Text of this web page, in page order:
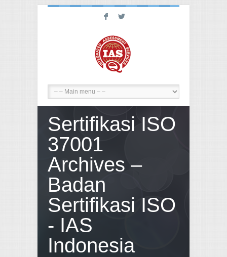
F L
Sertifikasi ISO
37001
Archives –
Badan
Sertifikasi ISO
- IAS
Indonesia